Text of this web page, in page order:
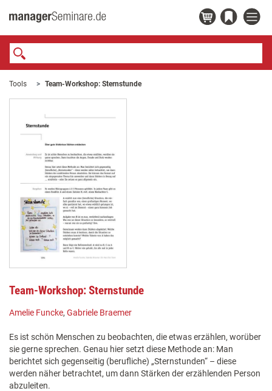
Tools Team-Workshop: Sternstunde
Team-Workshop: Sternstunde
Amelie Funcke, Gabriele Braemer
Es ist schön Menschen zu beobachten, die etwas erzählen, worüber
sie gerne sprechen. Genau hier setzt diese Methode an: Man
berichtet sich gegenseitig (berufliche) „Sternstunden“ – diese
werden näher betrachtet, um dann Stärken der erzählenden Person
abzuleiten.